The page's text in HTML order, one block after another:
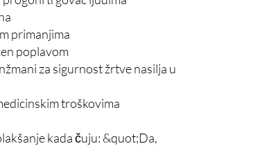
primanjima
poplavom
za sigurnost žrtve nasilja u
troškovima
kada čuju: &quot;Da,